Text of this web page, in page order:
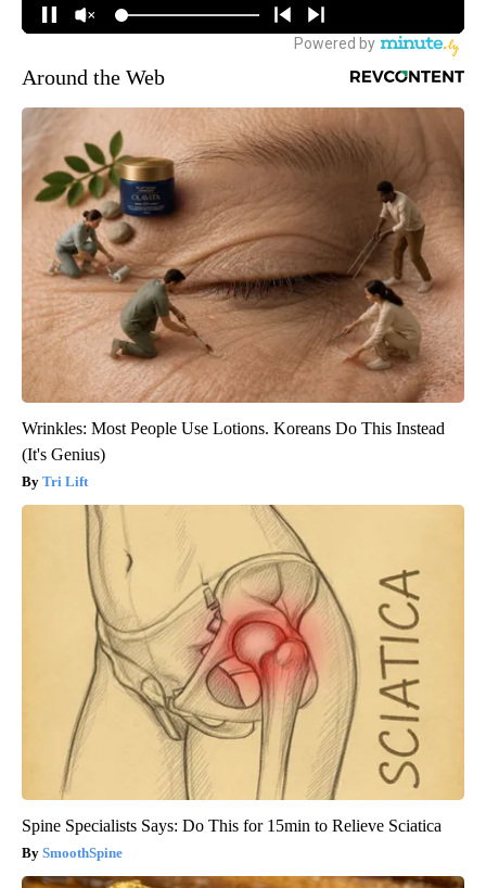
Around the Web
Wrinkles: Most People Use Lotions. Koreans Do This Instead
(It's Genius)
Tri Lift
Spine Specialists Says: Do This for 15min to Relieve Sciatica
SmoothSpine